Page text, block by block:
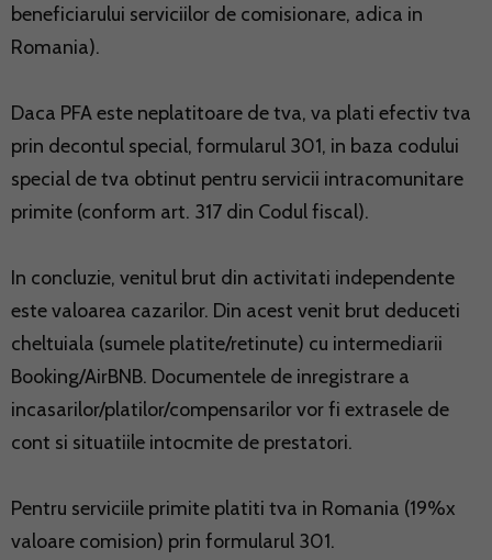
beneficiarului serviciilor de comisionare, adica in
Romania).
Daca PFA este neplatitoare de tva, va plati efectiv tva
prin decontul special, formularul 301, in baza codului
special de tva obtinut pentru servicii intracomunitare
primite (conform art. 317 din Codul fiscal).
In concluzie, venitul brut din activitati independente
este valoarea cazarilor. Din acest venit brut deduceti
cheltuiala (sumele platite/retinute) cu intermediarii
Booking/AirBNB. Documentele de inregistrare a
incasarilor/platilor/compensarilor vor fi extrasele de
cont si situatiile intocmite de prestatori.
Pentru serviciile primite platiti tva in Romania (19%x
valoare comision) prin formularul 301.